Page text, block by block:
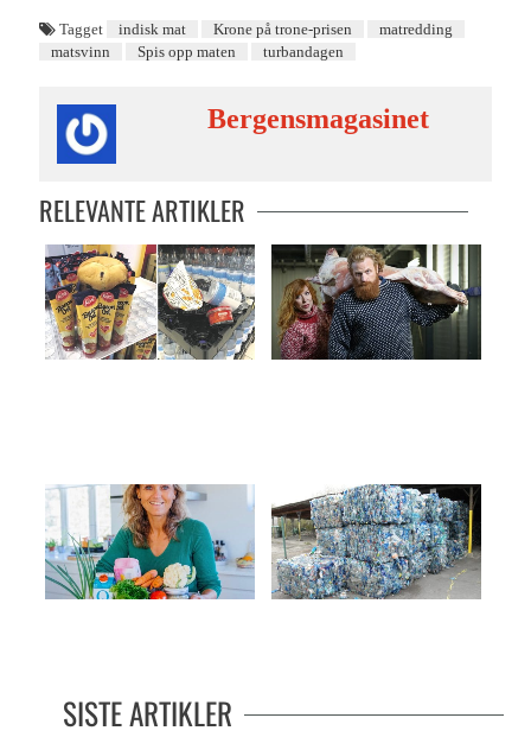
Tagget indisk mat Krone på trone-prisen
matredding
matsvinn
Spis opp maten turbandagen
Bergensmagasinet
RELEVANTE ARTIKLER
SISTE ARTIKLER